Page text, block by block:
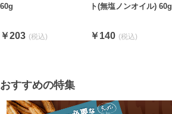
60g
￥203
ト(無塩ノンオイル) 60g
￥140
おすすめの特集